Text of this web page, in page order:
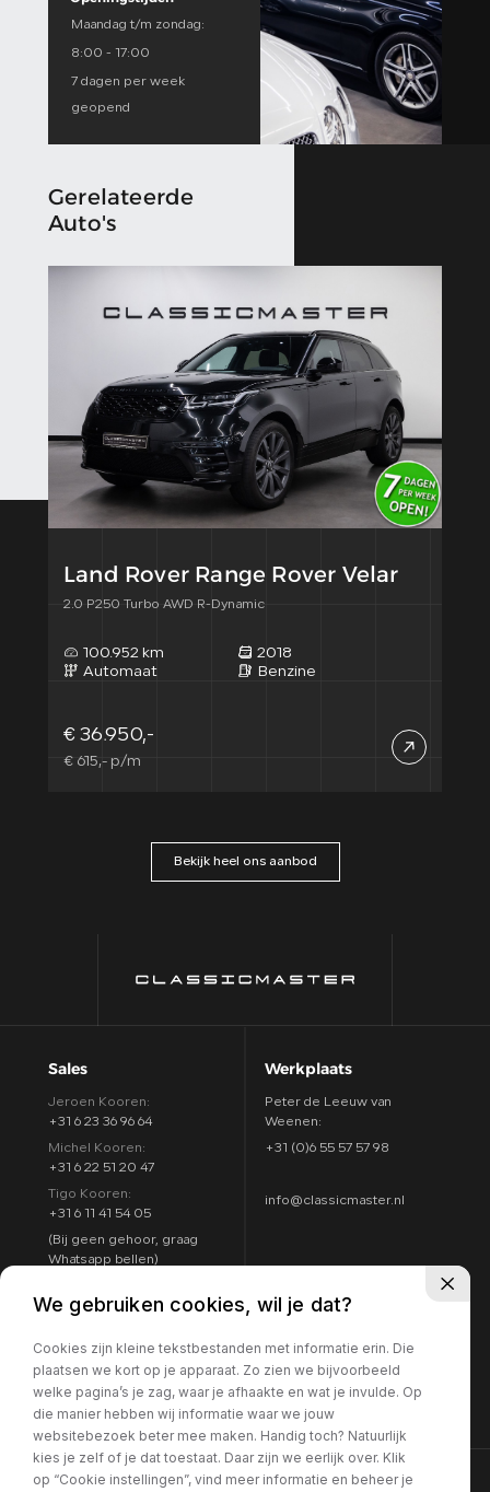
Maandag t/m zondag:
8:00 - 17:00
7 dagen per week
geopend
Gerelateerde
Auto's
Land Rover Range Rover Velar
2.0 P250 Turbo AWD R-Dynamic
100.952 km
2018
Automaat
Benzine
€ 36.950,-
€ 615,- p/m
Bekijk heel ons aanbod
Sales
Jeroen Kooren:
+31 6 23 36 96 64
Michel Kooren:
+31 6 22 51 20 47
Tigo Kooren:
+31 6 11 41 54 05
(Bij geen gehoor, graag
Whatsapp bellen)
Werkplaats
Peter de Leeuw van
Weenen:
+31 (0)6 55 57 57 98
info@classicmaster.nl
Argon 25
Routebeschrijving
8:00 - 17:00
7 dagen per week
geopend
We gebruiken cookies, wil je dat?
Cookies zijn kleine tekstbestanden met informatie erin. Die
plaatsen we kort op je apparaat. Zo zien we bijvoorbeeld
welke pagina’s je zag, waar je afhaakte en wat je invulde. Op
die manier hebben wij informatie waar we jouw
websitebezoek beter mee maken. Handig toch? Natuurlijk
kies je zelf of je dat toestaat. Daar zijn we eerlijk over. Klik
op “Cookie instellingen”, vind meer informatie en beheer je